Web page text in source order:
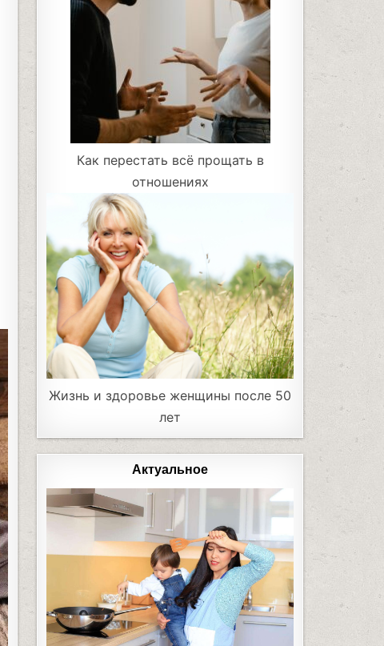
Как перестать всё прощать в
отношениях
Жизнь и здоровье женщины после 50
лет
Актуальное